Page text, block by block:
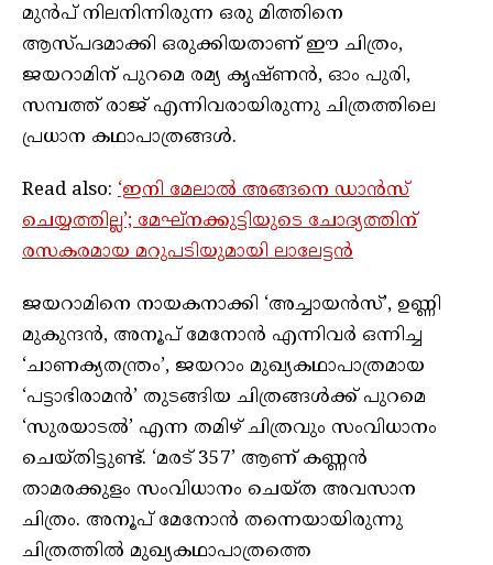
മുൻപ് നിലനിന്നിരുന്ന ഒരു മിത്തിനെ
ആസ്‌പദമാക്കി ഒരുക്കിയതാണ് ഈ ചിത്രം,
ജയറാമിന് പുറമെ രമ്യ കൃഷ്ണന്‍, ഓം പുരി,
സമ്പത്ത് രാജ് എന്നിവരായിരുന്നു ചിത്രത്തിലെ
പ്രധാന കഥാപാത്രങ്ങൾ.
Read also: ‘ഇനി മേലാൽ അങ്ങനെ ഡാൻസ്
ചെയ്യത്തില്ല’; മേഘ്‌നക്കുട്ടിയുടെ ചോദ്യത്തിന്
രസകരമായ മറുപടിയുമായി ലാലേട്ടൻ
ജയറാമിനെ നായകനാക്കി ‘അച്ചായൻസ്’, ഉണ്ണി
മുകുന്ദൻ, അനൂപ് മേനോൻ എന്നിവർ ഒന്നിച്ച
‘ചാണക്യതന്ത്രം’, ജയറാം മുഖ്യകഥാപാത്രമായ
‘പട്ടാഭിരാമൻ’ തുടങ്ങിയ ചിത്രങ്ങൾക്ക് പുറമെ
‘സുരയാടല്‍’ എന്ന തമിഴ് ചിത്രവും സംവിധാനം
ചെയ്തിട്ടുണ്ട്. ‘മരട് 357’ ആണ് കണ്ണൻ
താമരക്കുളം സംവിധാനം ചെയ്ത അവസാന
ചിത്രം. അനൂപ് മേനോൻ തന്നെയായിരുന്നു
ചിത്രത്തിൽ മുഖ്യകഥാപാത്രത്തെ